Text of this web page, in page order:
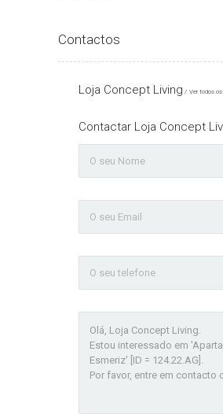
Contactos
Loja Concept Living Ver todos
Contactar Loja Concept